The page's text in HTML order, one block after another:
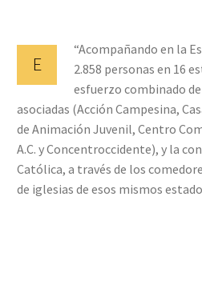
E
“Acompañando en la
2.858 personas en 16
esfuerzo combinado
asociadas (Acción Campesina,
de Animación Juvenil, Centro
A.C. y Concentroccidente), y la
Católica, a través de los
de iglesias de esos mismos